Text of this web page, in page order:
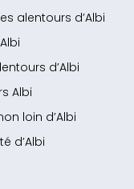
alentours d’Albi
d’Albi
Albi
loin d’Albi
d’Albi